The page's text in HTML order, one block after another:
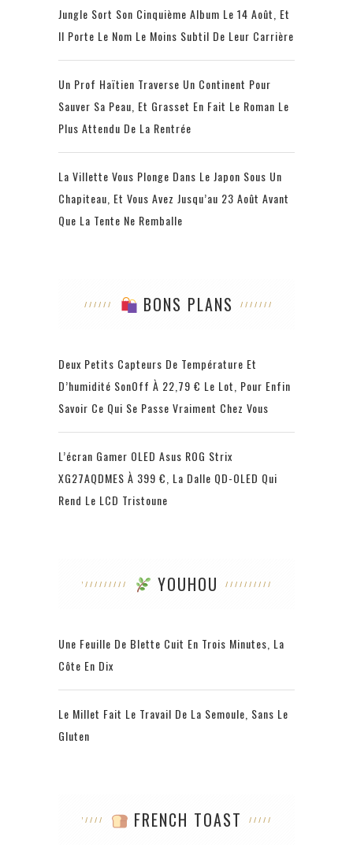
Jungle Sort Son Cinquième Album Le 14 Août, Et
Il Porte Le Nom Le Moins Subtil De Leur Carrière
Un Prof Haïtien Traverse Un Continent Pour
Sauver Sa Peau, Et Grasset En Fait Le Roman Le
Plus Attendu De La Rentrée
La Villette Vous Plonge Dans Le Japon Sous Un
Chapiteau, Et Vous Avez Jusqu’au 23 Août Avant
Que La Tente Ne Remballe
BONS PLANS
Deux Petits Capteurs De Température Et
D’humidité SonOff À 22,79 € Le Lot, Pour Enfin
Savoir Ce Qui Se Passe Vraiment Chez Vous
L’écran Gamer OLED Asus ROG Strix
XG27AQDMES À 399 €, La Dalle QD-OLED Qui
Rend Le LCD Tristoune
YOUHOU
Une Feuille De Blette Cuit En Trois Minutes, La
Côte En Dix
Le Millet Fait Le Travail De La Semoule, Sans Le
Gluten
FRENCH TOAST